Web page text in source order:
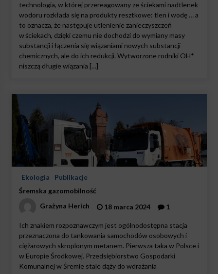
technologia, w której przereagowany ze ściekami nadtlenek
wodoru rozkłada się na produkty resztkowe: tlen i wodę … a
to oznacza, że następuje utlenienie zanieczyszczeń
w ściekach, dzięki czemu nie dochodzi do wymiany masy
substancji i łączenia się wiązaniami nowych substancji
chemicznych, ale do ich redukcji. Wytworzone rodniki OH*
niszczą długie wiązania […]
Ekologia
Publikacje
Śremska gazomobilność
Grażyna Herich
18 marca 2024 1
Ich znakiem rozpoznawczym jest ogólnodostępna stacja
przeznaczona do tankowania samochodów osobowych i
ciężarowych skroplonym metanem. Pierwsza taka w Polsce i
w Europie Środkowej. Przedsiębiorstwo Gospodarki
Komunalnej w Śremie stale dąży do wdrażania